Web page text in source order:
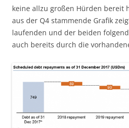
keine allzu großen Hürden bereit
aus der Q4 stammende Grafik
laufenden und der beiden
auch bereits durch die